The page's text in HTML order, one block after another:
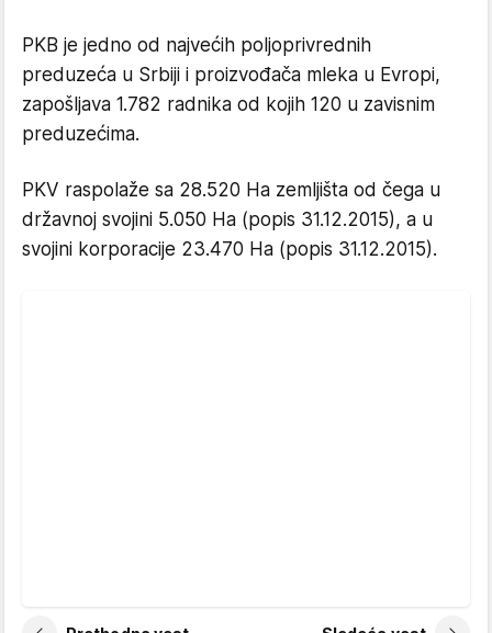
PKB je jedno od najvećih poljoprivrednih
preduzeća u Srbiji i proizvođača mleka u Evropi,
zapošljava 1.782 radnika od kojih 120 u zavisnim
preduzećima.
PKV raspolaže sa 28.520 Ha zemljišta od čega u
državnoj svojini 5.050 Ha (popis 31.12.2015), a u
svojini korporacije 23.470 Ha (popis 31.12.2015).